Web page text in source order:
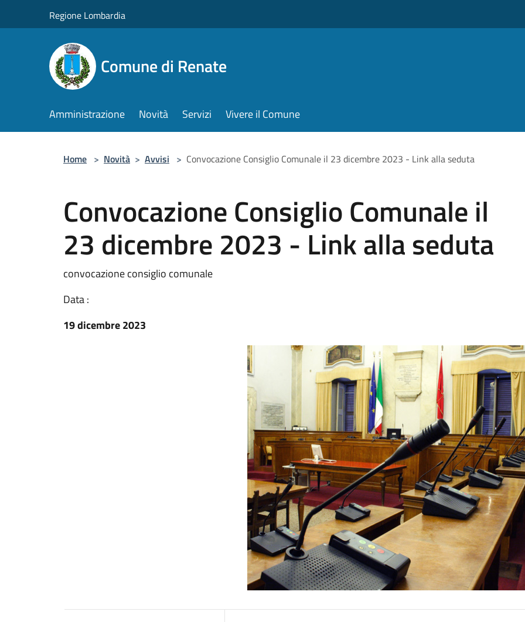
Regione Lombardia
Comune di Renate
Amministrazione Novità Servizi Vivere il Comune
Home > Novità > Avvisi > Convocazione Consiglio Comunale il 23 dicembre 2023 - Link alla seduta
Convocazione Consiglio Comunale il
23 dicembre 2023 - Link alla seduta
convocazione consiglio comunale
Data :
19 dicembre 2023